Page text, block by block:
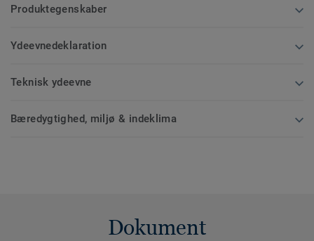
Produktegenskaber
Ydeevnedeklaration
Teknisk ydeevne
Bæredygtighed, miljø & indeklima
Dokument